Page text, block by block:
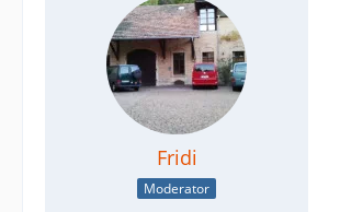
Fridi
Moderator